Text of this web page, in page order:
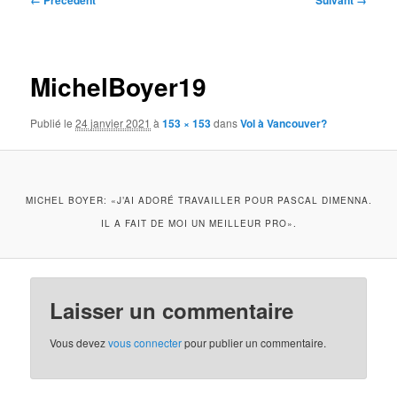
MichelBoyer19
Publié le24 janvier 2021 à153 × 153dansVol à Vancouver?
MICHEL BOYER: «J’AI ADORÉ TRAVAILLER POUR PASCAL DIMENNA.
IL A FAIT DE MOI UN MEILLEUR PRO».
Laisser un commentaire
Vous devezvous connecterpour publier un commentaire.